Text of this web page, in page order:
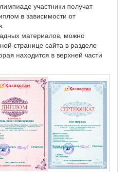
участники получат
в зависимости от
материалов, можно
странице сайта в разделе
находится в верхней части